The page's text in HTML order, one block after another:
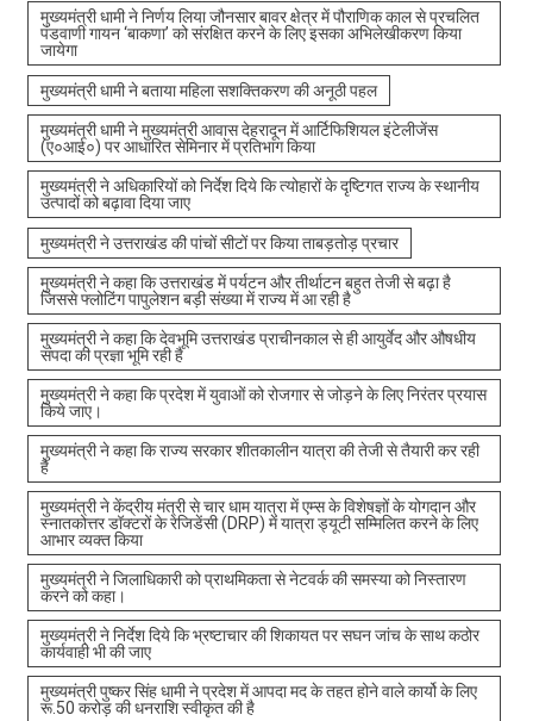
मुख्यमंत्री धामी ने निर्णय लिया जौनसार बावर क्षेत्र में पौराणिक काल से प्रचलित
पंडवाणी गायन ‘बाकणा’ को संरक्षित करने के लिए इसका अभिलेखीकरण किया
जायेगा
मुख्यमंत्री धामी ने बताया महिला सशक्तिकरण की अनूठी पहल
मुख्यमंत्री धामी ने मुख्यमंत्री आवास देहरादून में आर्टिफिशियल इंटेलीजेंस
(ए०आई०) पर आधारित सेमिनार में प्रतिभाग किया
मुख्यमंत्री ने अधिकारियों को निर्देश दिये कि त्योहारों के दृष्टिगत राज्य के स्थानीय
उत्पादों को बढ़ावा दिया जाए
मुख्यमंत्री ने उत्तराखंड की पांचों सीटों पर किया ताबड़तोड़ प्रचार
मुख्यमंत्री ने कहा कि उत्तराखंड में पर्यटन और तीर्थाटन बहुत तेजी से बढ़ा है
जिससे फ्लोटिंग पापुलेशन बड़ी संख्या में राज्य में आ रही है
मुख्यमंत्री ने कहा कि देवभूमि उत्तराखंड प्राचीनकाल से ही आयुर्वेद और औषधीय
संपदा की प्रज्ञा भूमि रही है
मुख्यमंत्री ने कहा कि प्रदेश में युवाओं को रोजगार से जोड़ने के लिए निरंतर प्रयास
किये जाए।
मुख्यमंत्री ने कहा कि राज्य सरकार शीतकालीन यात्रा की तेजी से तैयारी कर रही
है
मुख्यमंत्री ने केंद्रीय मंत्री से चार धाम यात्रा में एम्स के विशेषज्ञों के योगदान और
स्नातकोत्तर डॉक्टरों के रेजिडेंसी (DRP) में यात्रा ड्यूटी सम्मिलित करने के लिए
आभार व्यक्त किया
मुख्यमंत्री ने जिलाधिकारी को प्राथमिकता से नेटवर्क की समस्या को निस्तारण
करने को कहा।
मुख्यमंत्री ने निर्देश दिये कि भ्रष्टाचार की शिकायत पर सघन जांच के साथ कठोर
कार्यवाही भी की जाए
मुख्यमंत्री पुष्कर सिंह धामी ने प्रदेश में आपदा मद के तहत होने वाले कार्यो के लिए
रू.50 करोड़ की धनराशि स्वीकृत की है